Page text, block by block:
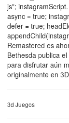
js"; instagramScript.
async = true;
defer = true;
Remastered es
Bethesda publica
para disfrutar aún
originalmente en
3d Juegos